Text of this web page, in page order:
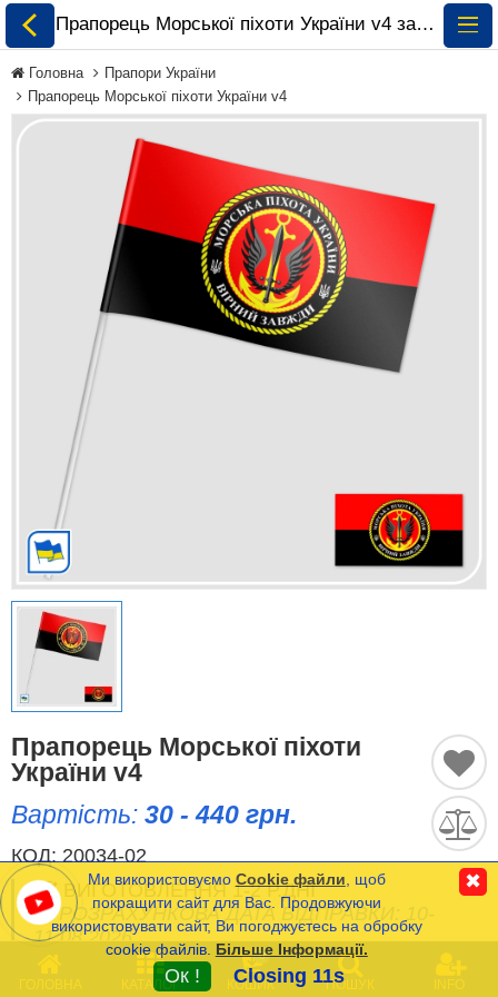
Всі Прапори
Прапори України
Прапори Світу за
Континентами
Прапори на
Замовлення
Прапори Міжнародних
Організацій
Спортивні Прапори
Етнічні Прапори
Прапори США (штатів)
Інші прапори
(0)
Часті Питання (FAQ)
Оплата та Доставка
ГОЛОВНА КАТАЛОГ
0
КОШИК ПОШУК INFO
Прапорець Морської піхоти України v4 замовити і купити 🏁 ePrapor.com.ua
Головна
Прапори України
Прапорець Морської піхоти України v4
Прапорець Морської піхоти
України v4
Вартість: 30 - 440 грн.
КОД: 20034-02
ВИГОТОВЛЕННЯ 1-2 Р.ДНІ
РОЗРАХУНКОВА ДАТА ВІДПРАВКИ: 10-
11.08.2026
Ми використовуємо Cookie файли , щоб
покращити сайт для Вас. Продовжуючи
використовувати сайт, Ви погоджуєтесь на обробку
cookie файлів. Більше Інформації.
Ок ! Closing 11s
✖